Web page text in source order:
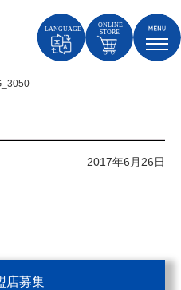
2017年6月26日
店募集